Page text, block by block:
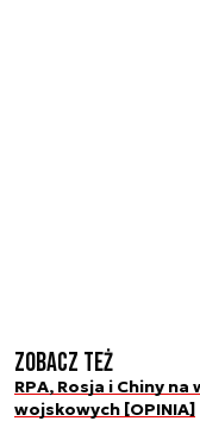
Zobacz też
RPA, Rosja i Chiny
wojskowych [OPINIA]